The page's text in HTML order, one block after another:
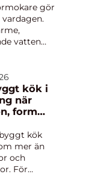
gör
vatten
för att
må bra.
söker
Sandviken
svårt att
som
kök i
form
kök
mer än
och
För